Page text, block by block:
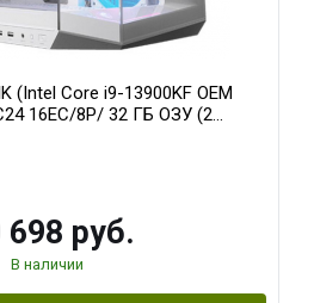
(Intel Core i9-13900KF OEM
16EC/8P/ 32 ГБ ОЗУ (2
GAMING OC 16GB GDDR6
698 руб.
В наличии